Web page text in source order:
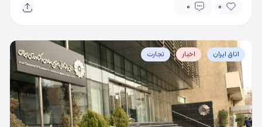
0
0
اتاق ایران اخبار تجارت